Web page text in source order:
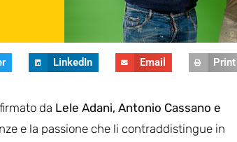
LinkedIn Email Print
da Lele Adani, Antonio Cassano e
e la passione che li contraddistingue in